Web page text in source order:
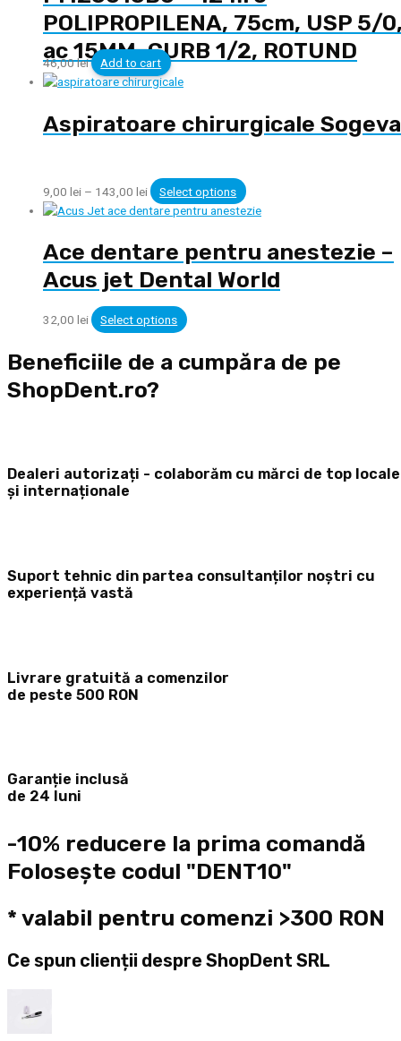
POLIPROPILENA, 75cm, USP 5/
ac 15MM, CURB 1/2, ROTUND
46,00lei Add to cart
Aspiratoare chirurgicale Sogeva
9,00 lei – 143,00 lei Select options
Ace dentare pentru anestezie –
Acus jet Dental World
32,00 lei Select options
Beneficiile de a cumpăra de pe
ShopDent.ro?
Dealeri autorizați - colaborăm cu mărci de top locale
și internaționale
Suport tehnic din partea consultanților noștri cu
experiență vastă
Livrare gratuită a comenzilor
de peste 500 RON
Garanție inclusă
de 24 luni
-10% reducere la prima comandă
Folosește codul "DENT10"
* valabil pentru comenzi >300 RON
Ce spun clienții despre ShopDent SRL